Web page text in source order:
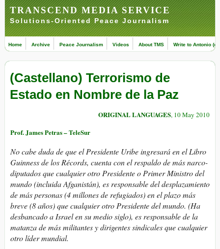
TRANSCEND MEDIA SERVICE
Solutions-Oriented Peace Journalism
Home Archive Peace Journalism Videos About TMS Write to Antonio
(Castellano) Terrorismo de
Estado en Nombre de la Paz
ORIGINAL LANGUAGES, 10 May 2010
Prof. James Petras – TeleSur
No cabe duda de que el Presidente Uribe ingresará en el Libro
Guinness de los Récords, cuenta con el respaldo de más narco-
diputados que cualquier otro Presidente o Primer Ministro del
mundo (incluida Afganistán), es responsable del desplazamiento
de más personas (4 millones de refugiados) en el plazo más
breve (8 años) que cualquier otro Presidente del mundo. (Ha
desbancado a Israel en su medio siglo), es responsable de la
matanza de más militantes y dirigentes sindicales que cualquier
otro líder mundial.